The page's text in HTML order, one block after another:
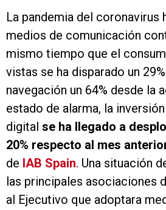
La pandemia del coronavirus
medios de comunicación
mismo tiempo que el
vistas se ha disparado un
navegación un 64% desde la
estado de alarma, la
digital se ha llegado a
20% respecto al mes
de IAB Spain. Una situación
las principales asociaciones
al Ejecutivo que adoptara